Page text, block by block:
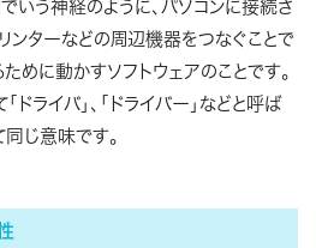
いう神経のように、パソコンに接続さ
ンターなどの周辺機器をつなぐことで
めに動かすソフトウェアのことです。
ドライバ」、「ドライバー」などと呼ば
じ意味です。